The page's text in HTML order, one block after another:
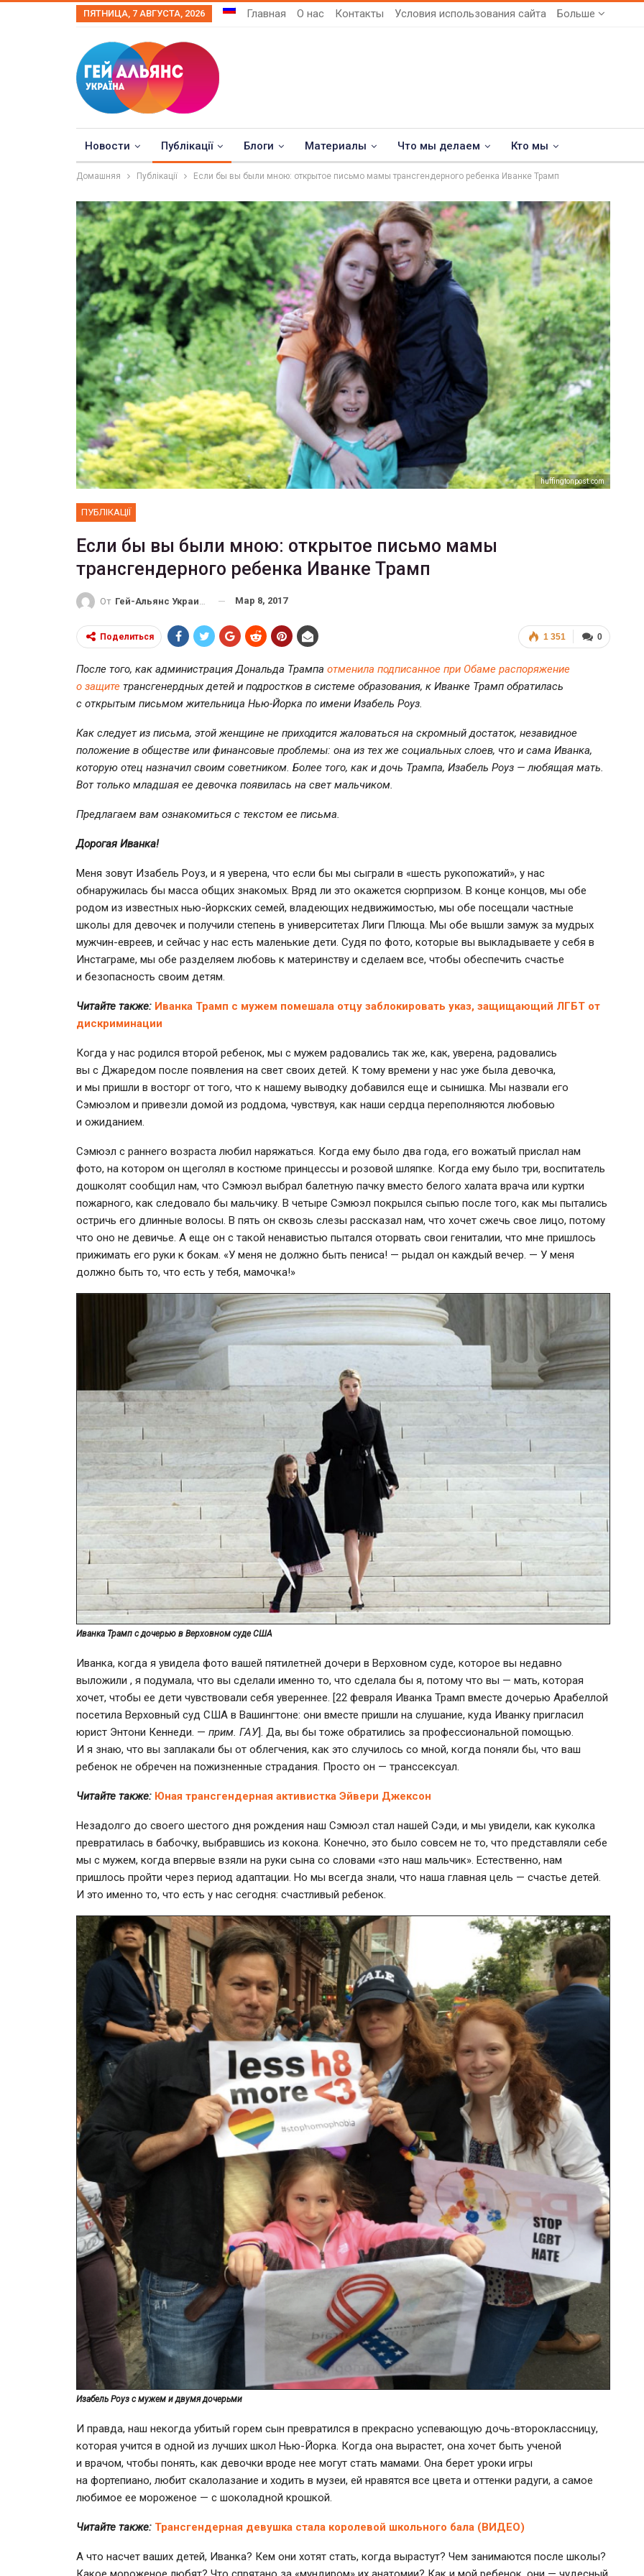
ПЯТНИЦА, 7 АВГУСТА, 2026 Главная О нас Контакты Условия использования сайта Больше
Новости Публікації Блоги Материалы Что мы делаем Кто мы
Домашняя Публікації Если бы вы были мною: открытое письмо мамы трансгендерного ребенка Иванке Трамп
huffingtonpost.com
ПУБЛІКАЦІЇ
Если бы вы были мною: открытое письмо мамы
трансгендерного ребенка Иванке Трамп
От Гей-Альянс Украина Мар 8, 2017
0
1 351
Поделиться
После того, как администрация Дональда Трампа отменила подписанное при Обаме распоряжение
о защите трансгенердных детей и подростков в системе образования, к Иванке Трамп обратилась
с открытым письмом жительница Нью-Йорка по имени Изабель Роуз.
Как следует из письма, этой женщине не приходится жаловаться на скромный достаток, незавидное
положение в обществе или финансовые проблемы: она из тех же социальных слоев, что и сама Иванка,
которую отец назначил своим советником. Более того, как и дочь Трампа, Изабель Роуз — любящая мать.
Вот только младшая ее девочка появилась на свет мальчиком.
Предлагаем вам ознакомиться с текстом ее письма.
Дорогая Иванка!
Меня зовут Изабель Роуз, и я уверена, что если бы мы сыграли в «шесть рукопожатий», у нас
обнаружилась бы масса общих знакомых. Вряд ли это окажется сюрпризом. В конце концов, мы обе
родом из известных нью-йоркских семей, владеющих недвижимостью, мы обе посещали частные
школы для девочек и получили степень в университетах Лиги Плюща. Мы обе вышли замуж за мудрых
мужчин-евреев, и сейчас у нас есть маленькие дети. Судя по фото, которые вы выкладываете у себя в
Инстаграме, мы обе разделяем любовь к материнству и сделаем все, чтобы обеспечить счастье
и безопасность своим детям.
Читайте также: Иванка Трамп с мужем помешала отцу заблокировать указ, защищающий ЛГБТ от
дискриминации
Когда у нас родился второй ребенок, мы с мужем радовались так же, как, уверена, радовались
вы с Джаредом после появления на свет своих детей. К тому времени у нас уже была девочка,
и мы пришли в восторг от того, что к нашему выводку добавился еще и сынишка. Мы назвали его
Сэмюэлом и привезли домой из роддома, чувствуя, как наши сердца переполняются любовью
и ожиданием.
Сэмюэл с раннего возраста любил наряжаться. Когда ему было два года, его вожатый прислал нам
фото, на котором он щеголял в костюме принцессы и розовой шляпке. Когда ему было три, воспитатель
дошколят сообщил нам, что Сэмюэл выбрал балетную пачку вместо белого халата врача или куртки
пожарного, как следовало бы мальчику. В четыре Сэмюэл покрылся сыпью после того, как мы пытались
остричь его длинные волосы. В пять он сквозь слезы рассказал нам, что хочет сжечь свое лицо, потому
что оно не девичье. А еще он с такой ненавистью пытался оторвать свои гениталии, что мне пришлось
прижимать его руки к бокам. «У меня не должно быть пениса! — рыдал он каждый вечер. — У меня
должно быть то, что есть у тебя, мамочка!»
Иванка Трамп с дочерью в Верховном суде США
Иванка, когда я увидела фото вашей пятилетней дочери в Верховном суде, которое вы недавно
выложили , я подумала, что вы сделали именно то, что сделала бы я, потому что вы — мать, которая
хочет, чтобы ее дети чувствовали себя увереннее. [22 февраля Иванка Трамп вместе дочерью Арабеллой
посетила Верховный суд США в Вашингтоне: они вместе пришли на слушание, куда Иванку пригласил
юрист Энтони Кеннеди. — прим. ГАУ]. Да, вы бы тоже обратились за профессиональной помощью.
И я знаю, что вы заплакали бы от облегчения, как это случилось со мной, когда поняли бы, что ваш
ребенок не обречен на пожизненные страдания. Просто он — транссексуал.
Читайте также: Юная трансгендерная активистка Эйвери Джексон
Незадолго до своего шестого дня рождения наш Сэмюэл стал нашей Сэди, и мы увидели, как куколка
превратилась в бабочку, выбравшись из кокона. Конечно, это было совсем не то, что представляли себе
мы с мужем, когда впервые взяли на руки сына со словами «это наш мальчик». Естественно, нам
пришлось пройти через период адаптации. Но мы всегда знали, что наша главная цель — счастье детей.
И это именно то, что есть у нас сегодня: счастливый ребенок.
Изабель Роуз с мужем и двумя дочерьми
И правда, наш некогда убитый горем сын превратился в прекрасно успевающую дочь-второклассницу,
которая учится в одной из лучших школ Нью-Йорка. Когда она вырастет, она хочет быть ученой
и врачом, чтобы понять, как девочки вроде нее могут стать мамами. Она берет уроки игры
на фортепиано, любит скалолазание и ходить в музеи, ей нравятся все цвета и оттенки радуги, а самое
любимое ее мороженое — с шоколадной крошкой.
Читайте также: Трансгендерная девушка стала королевой школьного бала (ВИДЕО)
А что насчет ваших детей, Иванка? Кем они хотят стать, когда вырастут? Чем занимаются после школы?
ФОТО
Военнослужащие-трансгендеры
ГЕЙ-АЛЬЯНС УКРАИНА Июл 27, 2017
ФОТО
В Берлине отпраздновали
легализацию гей-браков
ГЕЙ-АЛЬЯНС УКРАИНА Июл 2, 2017 0